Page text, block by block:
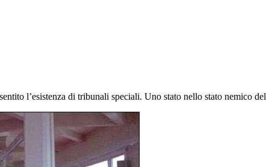
l’esistenza di tribunali speciali. Uno stato nello stato nemico